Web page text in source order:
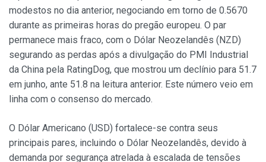
modestos no dia anterior, negociando em torno de 0.5670
durante as primeiras horas do pregão europeu. O par
permanece mais fraco, com o Dólar Neozelandês (NZD)
segurando as perdas após a divulgação do PMI Industrial
da China pela RatingDog, que mostrou um declínio para 51.7
em junho, ante 51.8 na leitura anterior. Este número veio em
linha com o consenso do mercado.
O Dólar Americano (USD) fortalece-se contra seus
principais pares, incluindo o Dólar Neozelandês, devido à
demanda por segurança atrelada à escalada de tensões